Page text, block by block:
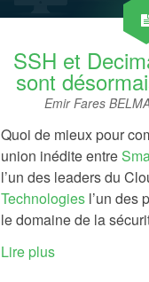
SSH et
sont
Emir Fares
Quoi de mieux pour
union inédite entre
l’un des leaders du
Technologies l’un des
le domaine de la
Lire plus